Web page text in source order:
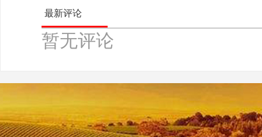
最新评论
暂无评论